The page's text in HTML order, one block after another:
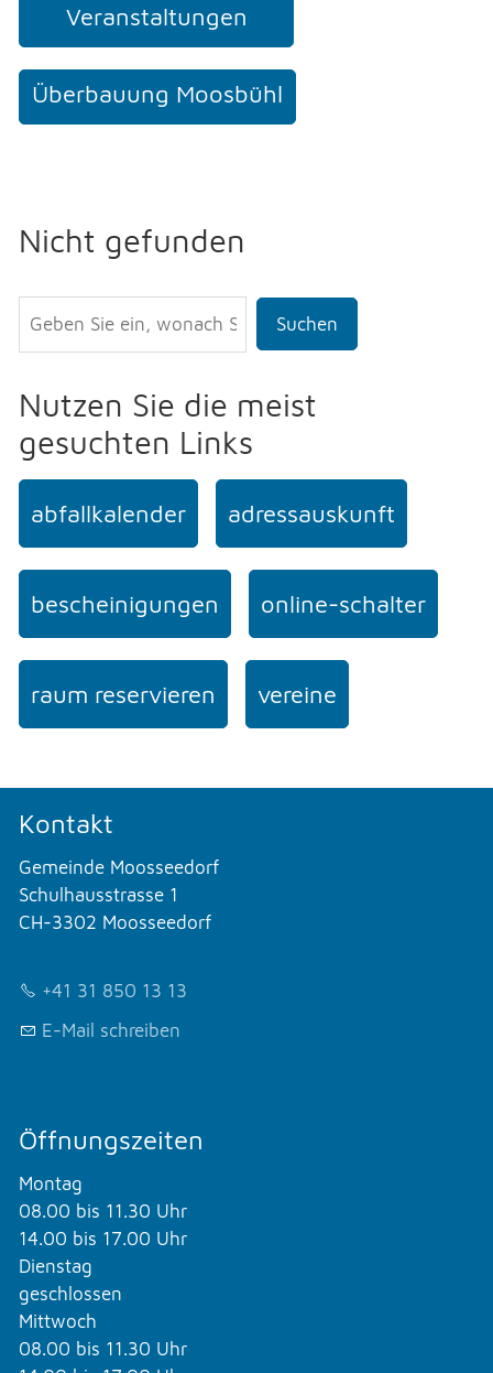
Veranstaltungen
Überbauung Moosbühl
Nicht gefunden
Suchen
Nutzen Sie die meist
gesuchten Links
abfallkalender adressauskunft
bescheinigungen online-schalter
raum reservieren vereine
Kontakt
Gemeinde Moosseedorf
Schulhausstrasse 1
CH-3302 Moosseedorf
+41 31 850 13 13
E-Mail schreiben
Öffnungszeiten
Montag
08.00 bis 11.30 Uhr
14.00 bis 17.00 Uhr
Dienstag
geschlossen
Mittwoch
08.00 bis 11.30 Uhr